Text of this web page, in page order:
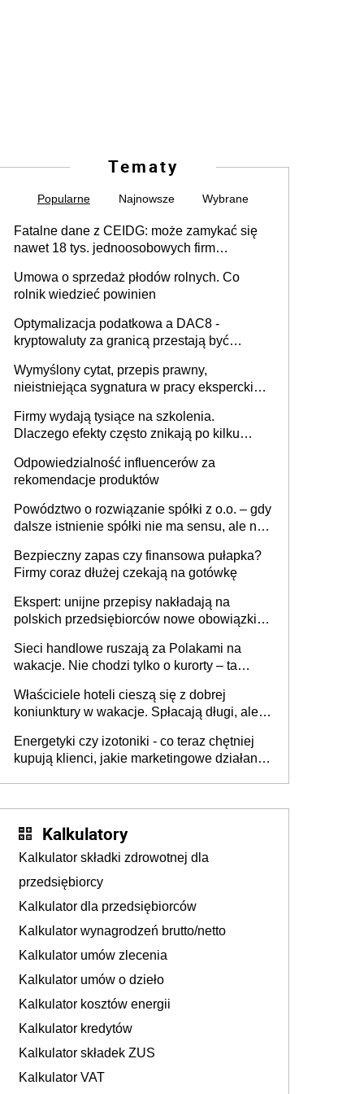
Tematy
Popularne Najnowsze Wybrane
Fatalne dane z CEIDG: może zamykać się
nawet 18 tys. jednoosobowych firm
Umowa o sprzedaż płodów rolnych. Co
rolnik wiedzieć powinien
Optymalizacja podatkowa a DAC8 -
kryptowaluty za granicą przestają być
Wymyślony cytat, przepis prawny,
nieistniejąca sygnatura w pracy eksperckiej -
firmie
Firmy wydają tysiące na szkolenia.
Dlaczego efekty często znikają po kilku
Odpowiedzialność influencerów za
rekomendacje produktów
Powództwo o rozwiązanie spółki z o.o. – gdy
dalsze istnienie spółki nie ma sensu, ale nie
Bezpieczny zapas czy finansowa pułapka?
Firmy coraz dłużej czekają na gotówkę
Ekspert: unijne przepisy nakładają na
polskich przedsiębiorców nowe obowiązki w
Sieci handlowe ruszają za Polakami na
wakacje. Nie chodzi tylko o kurorty – ta
tam, gdzie wielu spędzi urlop po cichu
Właściciele hoteli cieszą się z dobrej
koniunktury w wakacje. Spłacają długi, ale
Energetyki czy izotoniki - co teraz chętniej
kupują klienci, jakie marketingowe działania
Kalkulatory
Kalkulator składki zdrowotnej dla
przedsiębiorcy
Kalkulator dla przedsiębiorców
Kalkulator wynagrodzeń brutto/netto
Kalkulator umów zlecenia
Kalkulator umów o dzieło
Kalkulator kosztów energii
Kalkulator kredytów
Kalkulator składek ZUS
Kalkulator VAT